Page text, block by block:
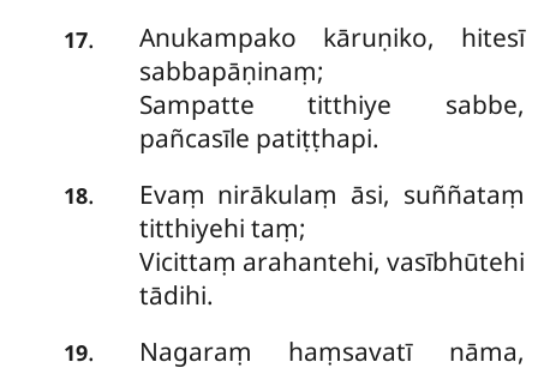
17.
Anukampako kāruṇiko, hitesī
sabbapāṇinaṃ;
Sampatte titthiye sabbe,
pañcasīle patiṭṭhapi.
18.
Evaṃ nirākulaṃ āsi, suññataṃ
titthiyehi taṃ;
Vicittaṃ arahantehi, vasībhūtehi
tādihi.
19. Nagaraṃ haṃsavatī nāma,